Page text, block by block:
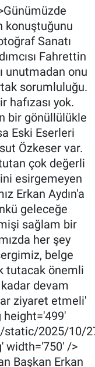
konuştuğunu
Sanatı
Fahrettin
unutmadan onu
sorumluluğu.
hafızası yok.
bir gönüllülükle
Eski Eserleri
Özkeser var.
çok değerli
esirgemeyen
Erkan Aydın'a
geleceğe
sağlam bir
her şey
belge
tutacak önemli
devam
ziyaret etmeli'
height='499'
static/2025/10/
width='750' />
Başkan Erkan